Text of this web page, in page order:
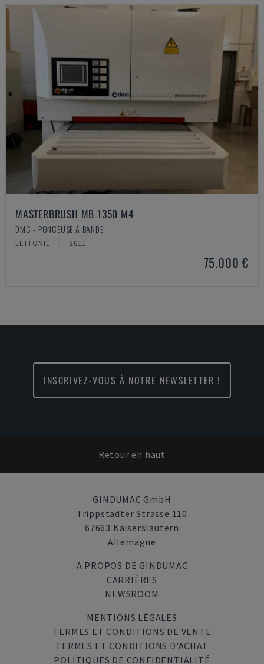
MASTERBRUSH MB 1350 M4
DMC - PONCEUSE À BANDE
LETTONIE 2011
75.000 €
INSCRIVEZ-VOUS À NOTRE NEWSLETTER !
Retour en haut
GINDUMAC GmbH
Trippstadter Strasse 110
67663 Kaiserslautern
Allemagne
A PROPOS DE GINDUMAC
CARRIÈRES
NEWSROOM
MENTIONS LÉGALES
TERMES ET CONDITIONS DE VENTE
TERMES ET CONDITIONS D'ACHAT
POLITIQUES DE CONFIDENTIALITÉ